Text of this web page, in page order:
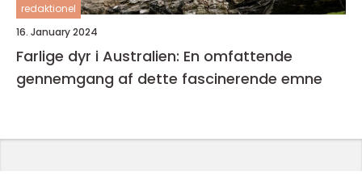
redaktionel
16. January 2024
Farlige dyr i Australien: En omfattende
gennemgang af dette fascinerende emne